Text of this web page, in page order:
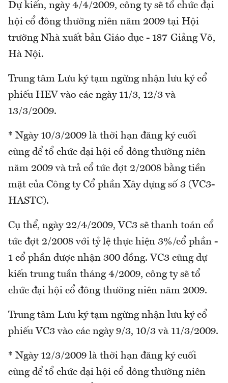
Dự kiến, ngày 4/4/2009, công ty sẽ tổ chức đại
hội cổ đông thường niên năm 2009 tại Hội
trường Nhà xuất bản Giáo dục - 187 Giảng Võ,
Hà Nội.
Trung tâm Lưu ký tạm ngừng nhận lưu ký cổ
phiếu HEV vào các ngày 11/3, 12/3 và
13/3/2009.
* Ngày 10/3/2009 là thời hạn đăng ký cuối
cùng để tổ chức đại hội cổ đông thường niên
năm 2009 và trả cổ tức đợt 2/2008 bằng tiền
mặt của Công ty Cổ phần Xây dựng số 3 (VC3-
HASTC).
Cụ thể, ngày 22/4/2009, VC3 sẽ thanh toán cổ
tức đợt 2/2008 với tỷ lệ thực hiện 3%/cổ phần -
1 cổ phần được nhận 300 đồng. VC3 cũng dự
kiến trung tuần tháng 4/2009, công ty sẽ tổ
chức đại hội cổ đông thường niên năm 2009.
Trung tâm Lưu ký tạm ngừng nhận lưu ký cổ
phiếu VC3 vào các ngày 9/3, 10/3 và 11/3/2009.
* Ngày 12/3/2009 là thời hạn đăng ký cuối
cùng để tổ chức đại hội cổ đông thường niên